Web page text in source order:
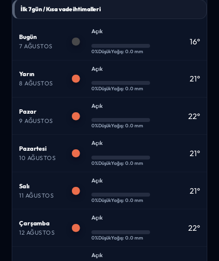
İlk 7 gün / Kısa vade ihtimalleri
Bugün
7 AĞUSTOS
Açık
0%DüşükYağış: 0.0 mm
16°
Yarın
8 AĞUSTOS
Açık
0%DüşükYağış: 0.0 mm
21°
Pazar
9 AĞUSTOS
Açık
0%DüşükYağış: 0.0 mm
22°
Pazartesi
10 AĞUSTOS
Açık
0%DüşükYağış: 0.0 mm
21°
Salı
11 AĞUSTOS
Açık
0%DüşükYağış: 0.0 mm
21°
Çarşamba
12 AĞUSTOS
Açık
0%DüşükYağış: 0.0 mm
22°
Açık